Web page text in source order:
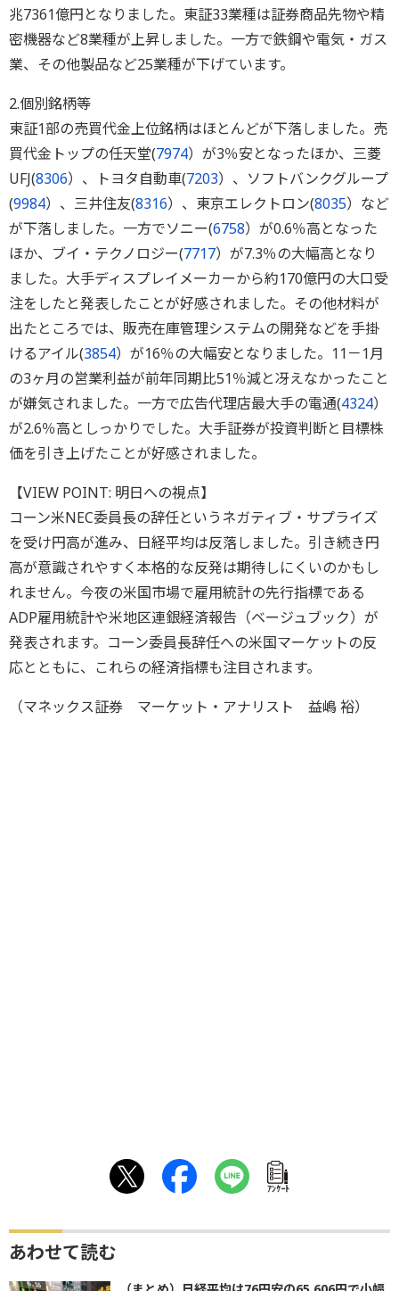
兆7361億円となりました。東証33業種は証券商品先物や精
密機器など8業種が上昇しました。一方で鉄鋼や電気・ガス
業、その他製品など25業種が下げています。
2.個別銘柄等
東証1部の売買代金上位銘柄はほとんどが下落しました。売
買代金トップの任天堂(7974）が3％安となったほか、三菱
UFJ(8306）、トヨタ自動車(7203）、ソフトバンクグループ
(9984）、三井住友(8316）、東京エレクトロン(8035）など
が下落しました。一方でソニー(6758）が0.6％高となった
ほか、ブイ・テクノロジー(7717）が7.3％の大幅高となり
ました。大手ディスプレイメーカーから約170億円の大口受
注をしたと発表したことが好感されました。その他材料が
出たところでは、販売在庫管理システムの開発などを手掛
けるアイル(3854）が16％の大幅安となりました。11－1月
の3ヶ月の営業利益が前年同期比51％減と冴えなかったこと
が嫌気されました。一方で広告代理店最大手の電通(4324）
が2.6％高としっかりでした。大手証券が投資判断と目標株
価を引き上げたことが好感されました。
【VIEW POINT: 明日への視点】
コーン米NEC委員長の辞任というネガティブ・サプライズ
を受け円高が進み、日経平均は反落しました。引き続き円
高が意識されやすく本格的な反発は期待しにくいのかもし
れません。今夜の米国市場で雇用統計の先行指標である
ADP雇用統計や米地区連銀経済報告（ベージュブック）が
発表されます。コーン委員長辞任への米国マーケットの反
応とともに、これらの経済指標も注目されます。
（マネックス証券 マーケット・アナリスト 益嶋 裕）
ｱﾝｹｰﾄ
あわせて読む